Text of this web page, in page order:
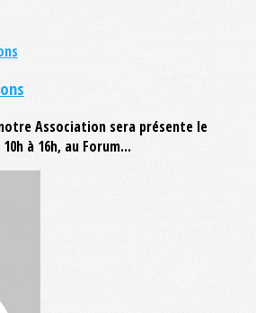
Association sera présente le
à 16h, au Forum...